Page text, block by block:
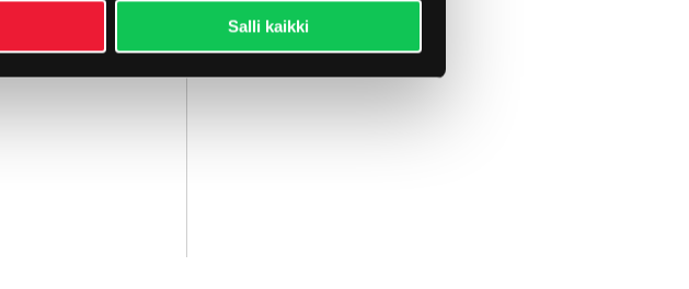
Salli kaikki
työpaikan